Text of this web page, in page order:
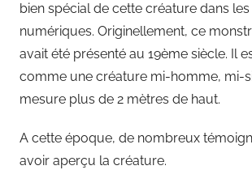
bien spécial de cette créature dans
numériques. Originellement, ce
avait été présenté au 19ème siècle. Il
comme une créature mi-homme, mi-
mesure plus de 2 mètres de haut.
A cette époque, de nombreux
avoir aperçu la créature.